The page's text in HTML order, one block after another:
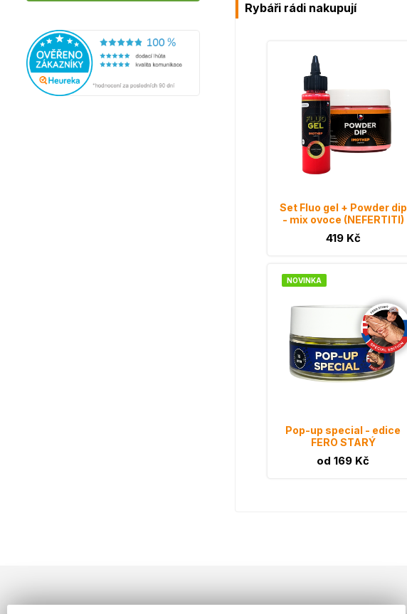
Rybáři rádi nakupují
Set Fluo gel + Powder dip
- mix ovoce (NEFERTITI)
419 Kč
NOVINKA
Pop-up special - edice
FERO STARÝ
od 169 Kč